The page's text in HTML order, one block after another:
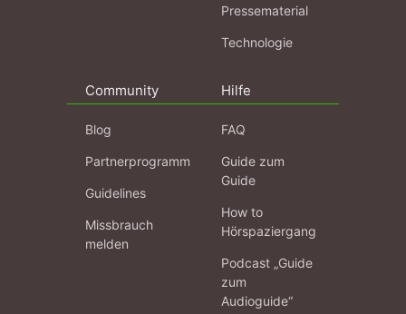
Pressematerial
Technologie
Community
Blog
Partnerprogramm
Guidelines
Missbrauch
melden
Hilfe
FAQ
Guide zum
Guide
How to
Hörspaziergang
Podcast „Guide
zum
Audioguide“